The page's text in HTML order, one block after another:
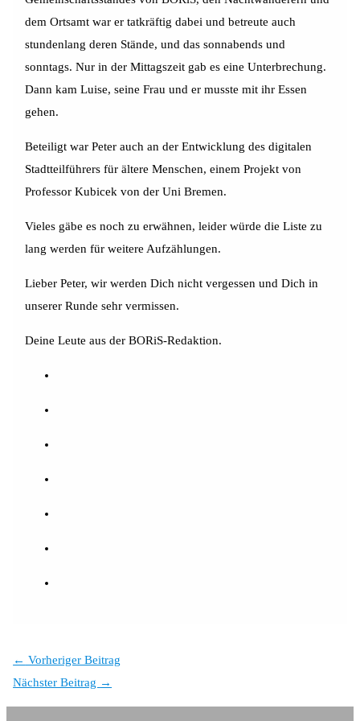
dem Ortsamt war er tatkräftig dabei und betreute auch
stundenlang deren Stände, und das sonnabends und
sonntags. Nur in der Mittagszeit gab es eine Unterbrechung.
Dann kam Luise, seine Frau und er musste mit ihr Essen
gehen.
Beteiligt war Peter auch an der Entwicklung des digitalen
Stadtteilführers für ältere Menschen, einem Projekt von
Professor Kubicek von der Uni Bremen.
Vieles gäbe es noch zu erwähnen, leider würde die Liste zu
lang werden für weitere Aufzählungen.
Lieber Peter, wir werden Dich nicht vergessen und Dich in
unserer Runde sehr vermissen.
Deine Leute aus der BORiS-Redaktion.
← Vorheriger Beitrag
Nächster Beitrag →